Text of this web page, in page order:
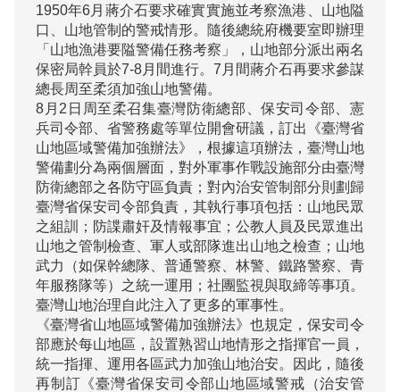
1950年6月蔣介石要求確實實施並考察漁港、山地隘
口、山地管制的警戒情形。隨後總統府機要室即辦理
「山地漁港要隘警備任務考察」，山地部分派出兩名
保密局幹員於7-8月間進行。7月間蔣介石再要求參謀
總長周至柔須加強山地警備。
8月2日周至柔召集臺灣防衛總部、保安司令部、憲
兵司令部、省警務處等單位開會研議，訂出《臺灣省
山地區域警備加強辦法》，根據這項辦法，臺灣山地
警備劃分為兩個層面，對外軍事作戰設施部分由臺灣
防衛總部之各防守區負責；對內治安管制部分則劃歸
臺灣省保安司令部負責，其執行事項包括：山地民眾
之組訓；防諜肅奸及情報事宜；公教人員及民眾進出
山地之管制檢查、軍人或部隊進出山地之檢查；山地
武力（如保幹總隊、普通警察、林警、鐵路警察、青
年服務隊等）之統一運用；社團監視與取締等事項。
臺灣山地治理自此注入了更多的軍事性。
《臺灣省山地區域警備加強辦法》也規定，保安司令
部應於每山地區，設置熟習山地情形之指揮官一員，
統一指揮、運用各區武力加強山地治安。因此，隨後
再制訂《臺灣省保安司令部山地區域警戒（治安管